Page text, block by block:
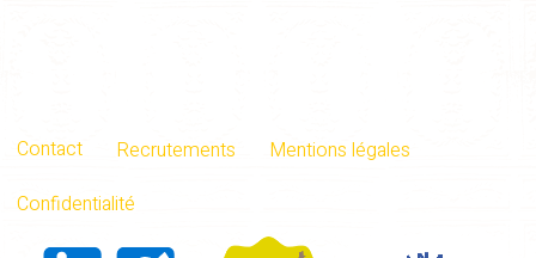
Contact Recrutements
Mentions légales
Confidentialité